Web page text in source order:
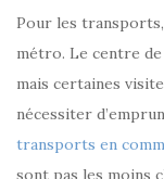
Pour les
métro. Le centre
mais certaines
nécessiter
transports en
sont pas les moins